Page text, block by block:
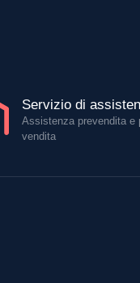
Servizio di
Assistenza prevendita e
vendita